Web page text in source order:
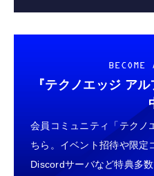
BECOME
『テクノエッジ アル
会員コミュニティ「テクノ
ちら。イベント招待や限定
Discordサーバなど特典多